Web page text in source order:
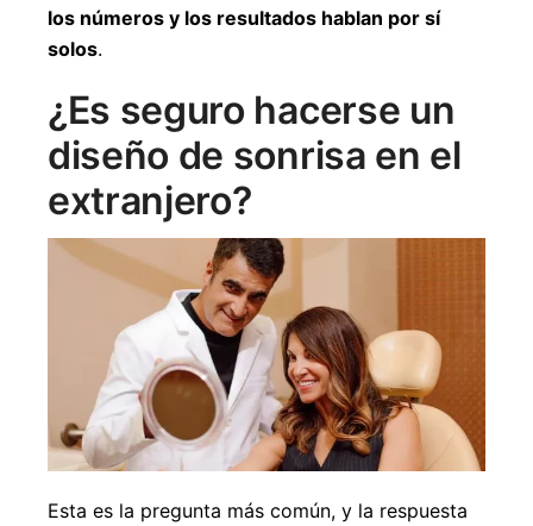
los números y los resultados hablan por sí
solos.
¿Es seguro hacerse un
diseño de sonrisa en el
extranjero?
Esta es la pregunta más común, y la respuesta